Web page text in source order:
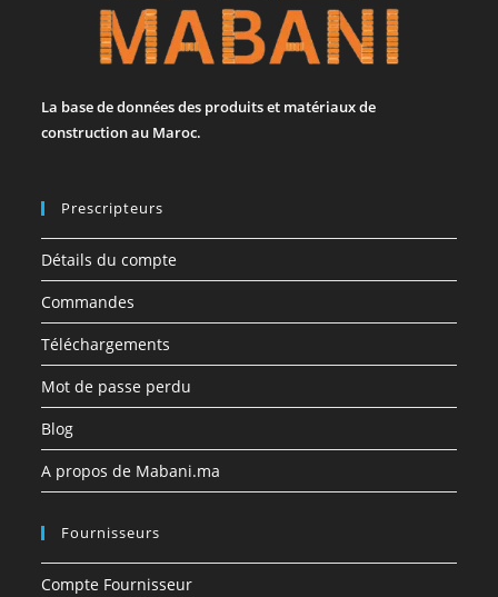
La base de données des produits et matériaux de
construction au Maroc.
Prescripteurs
Détails du compte
Commandes
Téléchargements
Mot de passe perdu
Blog
A propos de Mabani.ma
Fournisseurs
Compte Fournisseur